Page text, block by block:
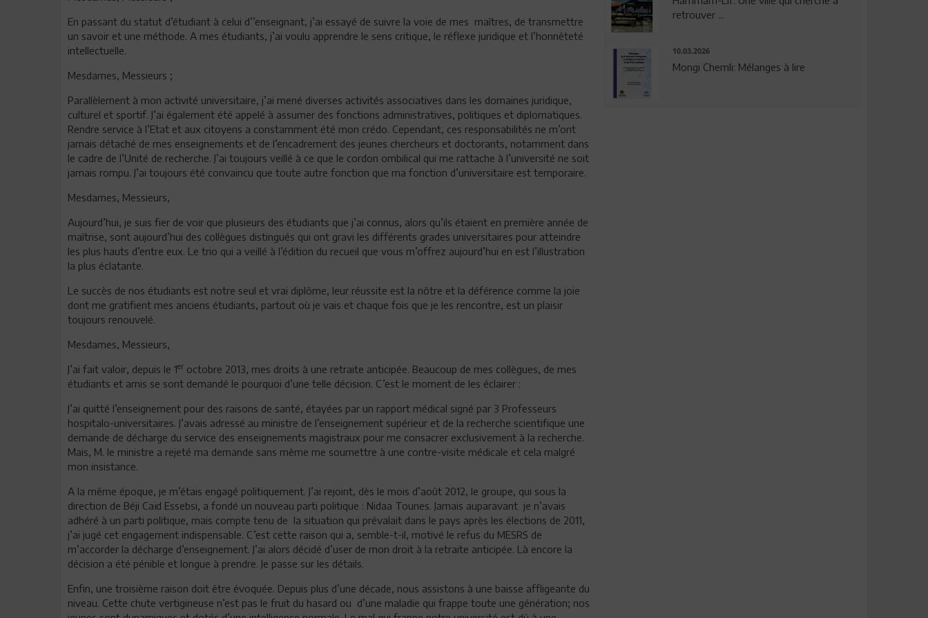
En passant du statut d’étudiant à celui d’’enseignant, j’ai essayé de suivre la voie de mes maîtres, de transmettre
un savoir et une méthode. A mes étudiants, j’ai voulu apprendre le sens critique, le réflexe juridique et l’honnêteté
intellectuelle.
Mesdames, Messieurs ;
Parallèlement à mon activité universitaire, j’ai mené diverses activités associatives dans les domaines juridique,
culturel et sportif. J’ai également été appelé à assumer des fonctions administratives, politiques et diplomatiques.
Rendre service à l’Etat et aux citoyens a constamment été mon crédo. Cependant, ces responsabilités ne m’ont
jamais détaché de mes enseignements et de l’encadrement des jeunes chercheurs et doctorants, notamment dans
le cadre de l’Unité de recherche. J’ai toujours veillé à ce que le cordon ombilical qui me rattache à l’université ne soit
jamais rompu. J’ai toujours été convaincu que toute autre fonction que ma fonction d’universitaire est temporaire.
Mesdames, Messieurs,
Aujourd’hui, je suis fier de voir que plusieurs des étudiants que j’ai connus, alors qu’ils étaient en première année de
maîtrise, sont aujourd’hui des collègues distingués qui ont gravi les différents grades universitaires pour atteindre
les plus hauts d’entre eux. Le trio qui a veillé à l’édition du recueil que vous m’offrez aujourd’hui en est l’illustration
la plus éclatante.
Le succès de nos étudiants est notre seul et vrai diplôme, leur réussite est la nôtre et la déférence comme la joie
dont me gratifient mes anciens étudiants, partout où je vais et chaque fois que je les rencontre, est un plaisir
toujours renouvelé.
Mesdames, Messieurs,
J’ai fait valoir, depuis le 1er octobre 2013, mes droits à une retraite anticipée. Beaucoup de mes collègues, de mes
étudiants et amis se sont demandé le pourquoi d’une telle décision. C’est le moment de les éclairer :
J’ai quitté l’enseignement pour des raisons de santé, étayées par un rapport médical signé par 3 Professeurs
hospitalo-universitaires. J’avais adressé au ministre de l’enseignement supérieur et de la recherche scientifique une
demande de décharge du service des enseignements magistraux pour me consacrer exclusivement à la recherche.
Mais, M. le ministre a rejeté ma demande sans même me soumettre à une contre-visite médicale et cela malgré
mon insistance.
A la même époque, je m’étais engagé politiquement. J’ai rejoint, dès le mois d’août 2012, le groupe, qui sous la
direction de Béji Caïd Essebsi, a fondé un nouveau parti politique : Nidaa Tounes. Jamais auparavant je n’avais
adhéré à un parti politique, mais compte tenu de la situation qui prévalait dans le pays après les élections de 2011,
j’ai jugé cet engagement indispensable. C’est cette raison qui a, semble-t-il, motivé le refus du MESRS de
m’accorder la décharge d’enseignement. J’ai alors décidé d’user de mon droit à la retraite anticipée. Là encore la
décision a été pénible et longue à prendre. Je passe sur les détails.
Enfin, une troisième raison doit être évoquée. Depuis plus d’une décade, nous assistons à une baisse affligeante du
niveau. Cette chute vertigineuse n’est pas le fruit du hasard ou d’une maladie qui frappe toute une génération; nos
retrouver ...
10.03.2026
Mongi Chemli: Mélanges à lire